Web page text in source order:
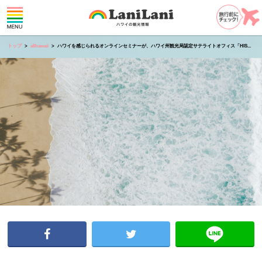
トップ allhawaii ハワイを感じられるオンラインセミナーが、ハワイ州観光局認定サテライトオフィス「HIS...